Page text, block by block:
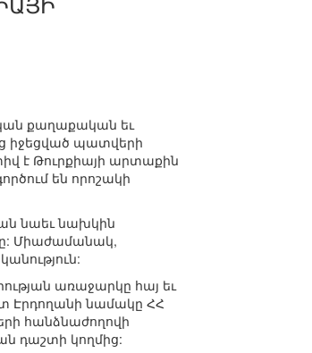
քաղաքական եւ
իջեցված պատվերի
է Թուրքիայի արտաքին
են որոշակի
նաեւ նախկին
Միաժամանակ,
առաջարկը հայ եւ
Էրդողանի նամակը ՀՀ
հանձնաժողովի
դաշտի կողմից: